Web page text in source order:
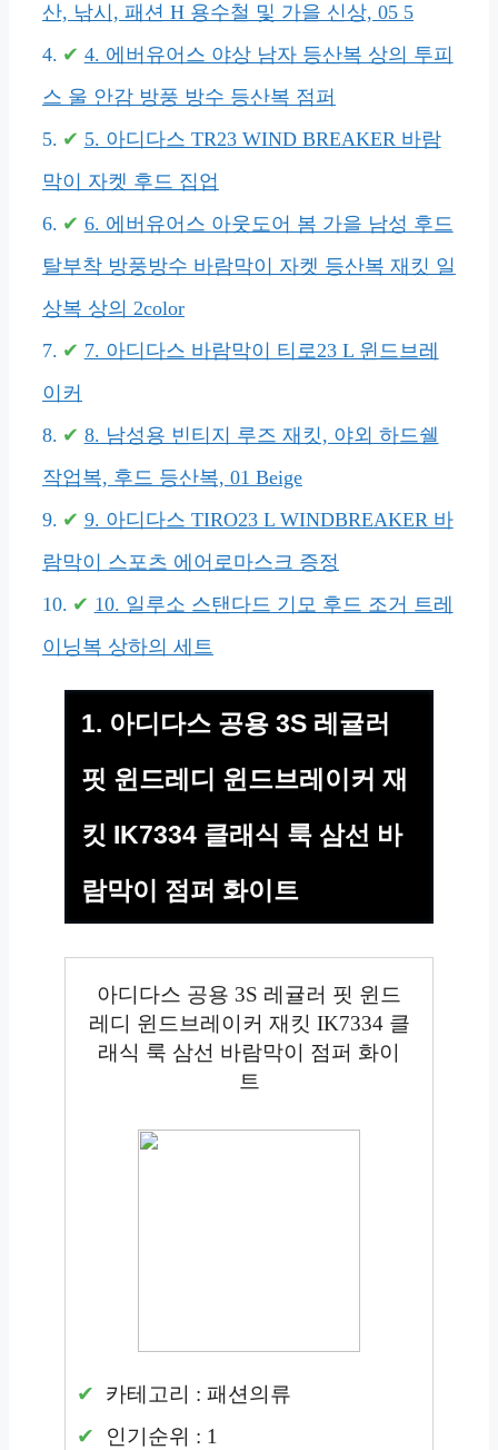
산, 낚시, 패션 H 용수철 및 가을 신상, 05 5
4. 에버유어스 야상 남자 등산복 상의 투피
스 울 안감 방풍 방수 등산복 점퍼
5. 아디다스 TR23 WIND BREAKER 바람
막이 자켓 후드 집업
6. 에버유어스 아웃도어 봄 가을 남성 후드
탈부착 방풍방수 바람막이 자켓 등산복 재킷 일
상복 상의 2color
7. 아디다스 바람막이 티로23 L 윈드브레
이커
8. 남성용 빈티지 루즈 재킷, 야외 하드쉘
작업복, 후드 등산복, 01 Beige
9. 아디다스 TIRO23 L WINDBREAKER 바
람막이 스포츠 에어로마스크 증정
10. 일루소 스탠다드 기모 후드 조거 트레
이닝복 상하의 세트
1. 아디다스 공용 3S 레귤러
핏 윈드레디 윈드브레이커 재
킷 IK7334 클래식 룩 삼선 바
람막이 점퍼 화이트
아디다스 공용 3S 레귤러 핏 윈드
레디 윈드브레이커 재킷 IK7334 클
래식 룩 삼선 바람막이 점퍼 화이
트
카테고리 : 패션의류
인기순위 : 1